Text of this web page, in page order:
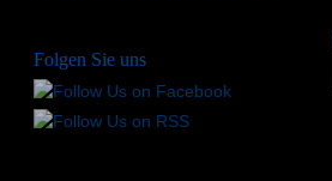
Folgen Sie uns